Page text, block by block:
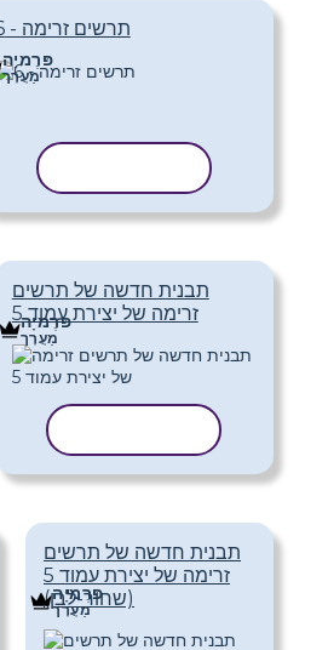
תרשים זרימה - 6
פּרֶמיָה
מַעֲרָך
תבנית חדשה של תרשים
זרימה של יצירת עמוד 5
פּרֶמיָה
מַעֲרָך
תבנית חדשה של תרשים
זרימה של יצירת עמוד 5
(שחור-לבן)
פּרֶמיָה
מַעֲרָך